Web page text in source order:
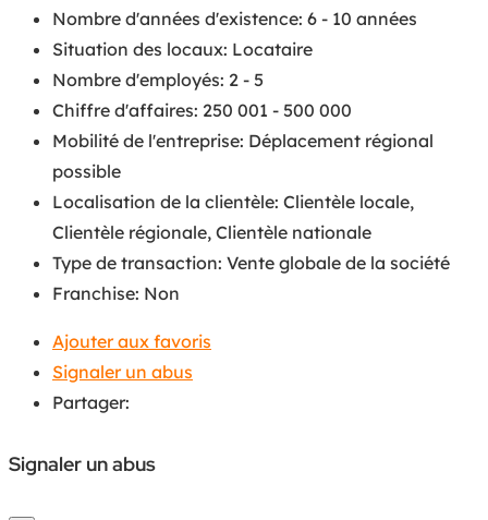
Nombre d'années d'existence: 6 - 10 années
Situation des locaux: Locataire
Nombre d'employés: 2 - 5
Chiffre d'affaires: 250 001 - 500 000
Mobilité de l'entreprise: Déplacement régional
possible
Localisation de la clientèle: Clientèle locale,
Clientèle régionale, Clientèle nationale
Type de transaction: Vente globale de la société
Franchise: Non
Ajouter aux favoris
Signaler un abus
Partager:
Signaler un abus